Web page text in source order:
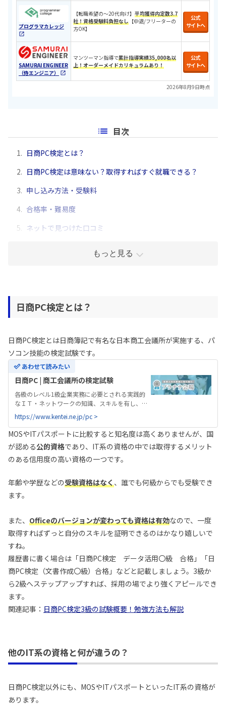
プログラマカレッジ
​​【転職希望の〜20代向け】 平均獲得内定数3.7
社！資格受験料負担なし 【中退/フリーターの
方OK】
公式
サイトへ
SAMURAI ENGINEER
（侍エンジニア）
マンツーマン指導で累計指導実績35,000名以
上！オーダーメイドカリキュラムあり！
公式
サイトへ
2026年8月9日時点
目次
1. 日商PC検定とは？
2. 日商PC検定は意味ない？取得すればすぐ就職できる？
3. 申し込み方法・受験料
4. 合格率・難易度
5.
ネットで見つけた口コミ
もっと見る
日商PC検定とは？
日商PC検定とは日商簿記で有名な日本商工会議所が実施する、パ
ソコン技能の検定試験です。
あわせて読みたい
日商PC | 商工会議所の検定試験
各級のレベル1級企業実務に必要とされる実践的
なＩＴ・ネットワークの知識、スキルを有し、ネ
ット社会のビジネススタイルを踏まえ、企業責任
者（企業責任者を補佐する者）として、経営判断
や意...
https://www.kentei.ne.jp/pc >
MOSやITパスポートに比較すると知名度は高くありませんが、国
が認める公的資格であり、IT系の資格の中では取得するメリット
のある信用度の高い資格の一つです。
年齢や学歴などの受験資格はなく 、誰でも何級からでも受験でき
ます。
また、 Officeのバージョンが変わっても資格は有効なので、一度
取得すればずっと自分のスキルを証明できるのはかなり嬉しいで
すね。
履歴書に書く場合は「日商PC検定 データ活用〇級 合格」「日
商PC検定（文書作成〇級）合格」などと記載しましょう。3級か
ら2級へステップアップすれば、採用の場でより強くアピールでき
ます。
関連記事： 日商PC検定3級の試験概要！勉強方法も解説
他のIT系の資格と何が違うの？
日商PC検定以外にも、MOSやITパスポートといったIT系の資格が
あります。